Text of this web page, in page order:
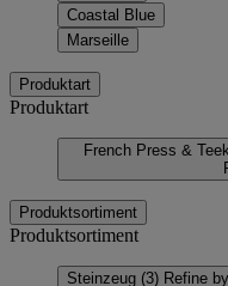
Coastal Blue
Marseille
Produktart
Produktart
French Press &
Produktsortiment
Produktsortiment
Steinzeug (3) Refine